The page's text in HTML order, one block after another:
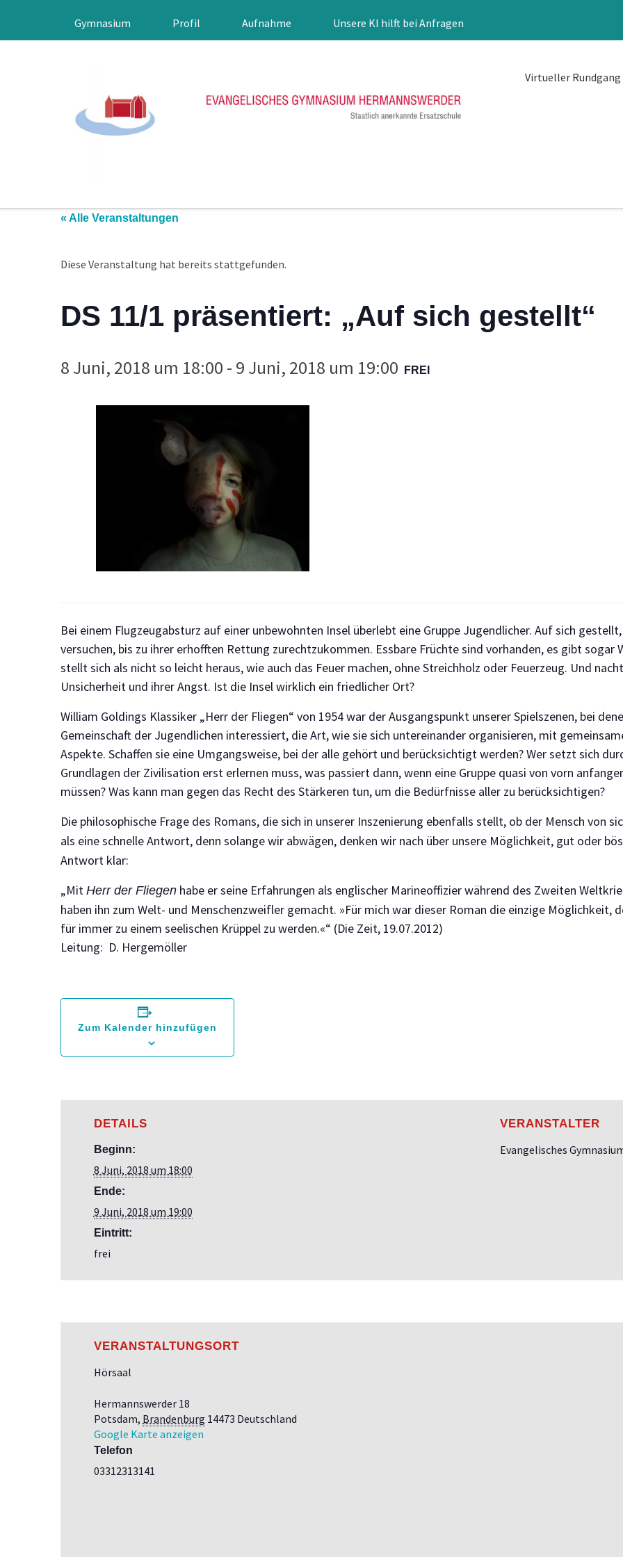
Gymnasium Profil Aufnahme Unsere KI hilft bei Anfragen
Virtueller Rundgang
« Alle Veranstaltungen
Diese Veranstaltung hat bereits stattgefunden.
DS 11/1 präsentiert: „Auf sich gestellt“
8 Juni, 2018 um 18:00 - 9 Juni, 2018 um 19:00 FREI
Bei einem Flugzeugabsturz auf einer unbewohnten Insel überlebt eine Gruppe Jugendlicher. Auf sich
versuchen, bis zu ihrer erhofften Rettung zurechtzukommen. Essbare Früchte sind vorhanden, es gibt sogar
stellt sich als nicht so leicht heraus, wie auch das Feuer machen, ohne Streichholz oder Feuerzeug. Und
Unsicherheit und ihrer Angst. Ist die Insel wirklich ein friedlicher Ort?
William Goldings Klassiker „Herr der Fliegen“ von 1954 war der Ausgangspunkt unserer Spielszenen, bei
Gemeinschaft der Jugendlichen interessiert, die Art, wie sie sich untereinander organisieren, mit
Aspekte. Schaffen sie eine Umgangsweise, bei der alle gehört und berücksichtigt werden? Wer setzt sich
Grundlagen der Zivilisation erst erlernen muss, was passiert dann, wenn eine Gruppe quasi von vorn
müssen? Was kann man gegen das Recht des Stärkeren tun, um die Bedürfnisse aller zu berücksichtigen?
Die philosophische Frage des Romans, die sich in unserer Inszenierung ebenfalls stellt, ob der Mensch von
als eine schnelle Antwort, denn solange wir abwägen, denken wir nach über unsere Möglichkeit, gut oder
Antwort klar:
„Mit Herr der Fliegen habe er seine Erfahrungen als englischer Marineoffizier während des Zweiten
haben ihn zum Welt- und Menschenzweifler gemacht. »Für mich war dieser Roman die einzige Möglichkeit,
für immer zu einem seelischen Krüppel zu werden.«“ (Die Zeit, 19.07.2012)
Leitung: D. Hergemöller
Zum Kalender hinzufügen
DETAILS
Beginn:
8 Juni, 2018 um 18:00
Ende:
9 Juni, 2018 um 19:00
Eintritt:
frei
VERANSTALTER
Evangelisches
VERANSTALTUNGSORT
Hörsaal
Hermannswerder 18
Potsdam, Brandenburg 14473 Deutschland
Google Karte anzeigen
Telefon
03312313141